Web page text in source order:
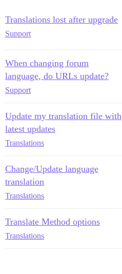
Translations lost after upgrade
Support
When changing forum
language, do URLs update?
Support
Update my translation file with
latest updates
Translations
Change/Update language
translation
Translations
Translate Method options
Translations